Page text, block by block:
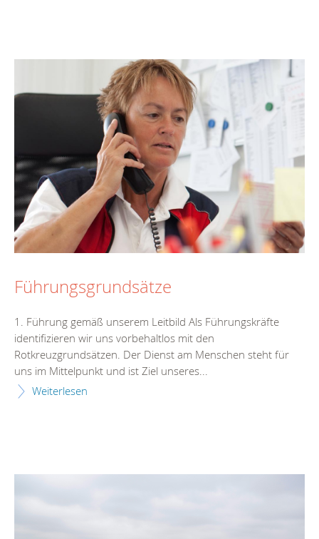
Führungsgrundsätze
1. Führung gemäß unserem Leitbild Als Führungskräfte
identifizieren wir uns vorbehaltlos mit den
Rotkreuzgrundsätzen. Der Dienst am Menschen steht für
uns im Mittelpunkt und ist Ziel unseres...
Weiterlesen